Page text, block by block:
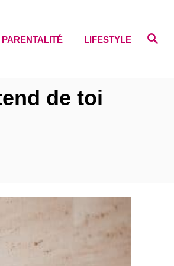
S
PARENTALITÉ LIFESTYLE
de toi